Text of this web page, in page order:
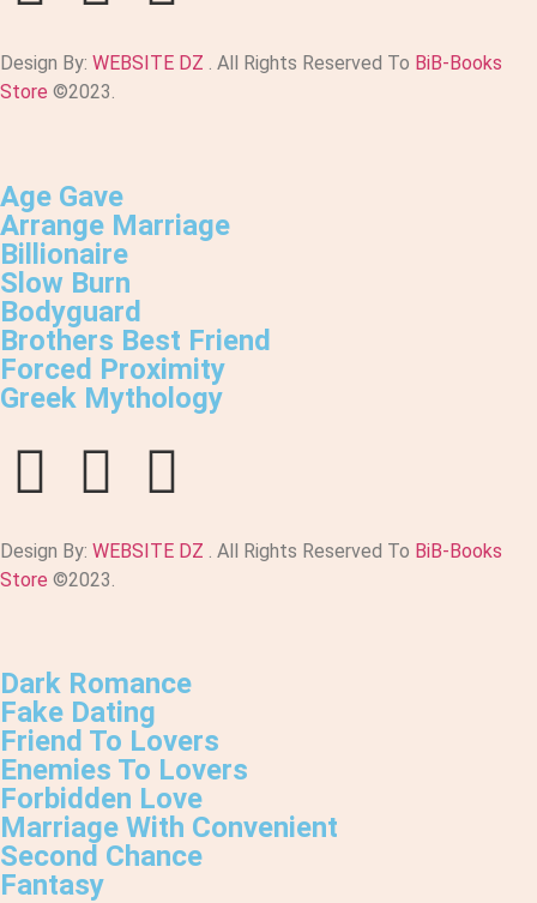
Design By: WEBSITE DZ . All Rights Reserved To BiB-Books
Store ©2023.
Age Gave
Arrange Marriage
Billionaire
Slow Burn
Bodyguard
Brothers Best Friend
Forced Proximity
Greek Mythology
Design By: WEBSITE DZ . All Rights Reserved To BiB-Books
Store ©2023.
Dark Romance
Fake Dating
Friend To Lovers
Enemies To Lovers
Forbidden Love
Marriage With Convenient
Second Chance
Fantasy